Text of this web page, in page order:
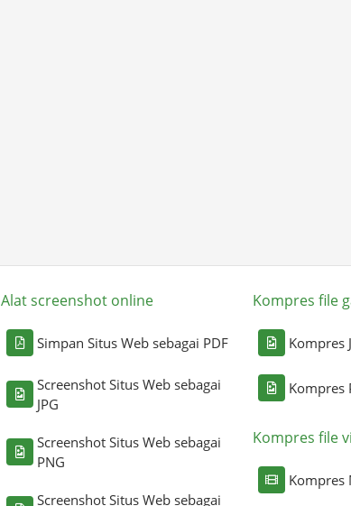
Alat screenshot online
Simpan Situs Web sebagai PDF
Screenshot Situs Web sebagai
JPG
Screenshot Situs Web sebagai
PNG
Screenshot Situs Web sebagai
Kompres file
Kompres
Kompres
Kompres file
Kompres